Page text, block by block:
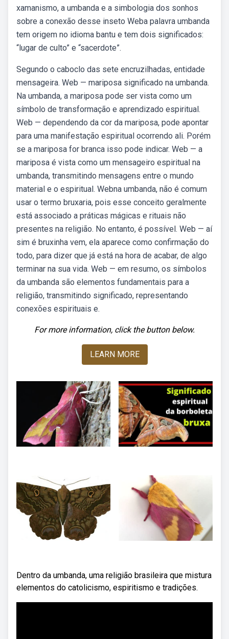
xamanismo, a umbanda e a simbologia dos sonhos
sobre a conexão desse inseto Weba palavra umbanda
tem origem no idioma bantu e tem dois significados:
“lugar de culto” e “sacerdote”.
Segundo o caboclo das sete encruzilhadas, entidade
mensageira. Web — mariposa significado na umbanda.
Na umbanda, a mariposa pode ser vista como um
símbolo de transformação e aprendizado espiritual.
Web — dependendo da cor da mariposa, pode apontar
para uma manifestação espiritual ocorrendo ali. Porém
se a mariposa for branca isso pode indicar. Web — a
mariposa é vista como um mensageiro espiritual na
umbanda, transmitindo mensagens entre o mundo
material e o espiritual. Webna umbanda, não é comum
usar o termo bruxaria, pois esse conceito geralmente
está associado a práticas mágicas e rituais não
presentes na religião. No entanto, é possível. Web — aí
sim é bruxinha vem, ela aparece como confirmação do
todo, para dizer que já está na hora de acabar, de algo
terminar na sua vida. Web — em resumo, os símbolos
da umbanda são elementos fundamentais para a
religião, transmitindo significado, representando
conexões espirituais e.
For more information, click the button below.
LEARN MORE
Dentro da umbanda, uma religião brasileira que mistura
elementos do catolicismo, espiritismo e tradições.